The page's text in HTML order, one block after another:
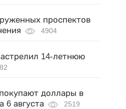
проспектов
4904
14-летнюю
доллары в
6 августа
2519